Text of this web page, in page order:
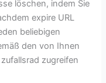
löschen, indem Sie
expire URL
beliebigen
den von Ihnen
zugreifen